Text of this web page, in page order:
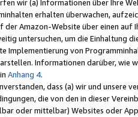
wir (a) Informationen über Ihre
erhalten überwachen,
der Amazon-Website über einen
untersuchen, um die Einhaltung
Implementierung von
Informationen darüber, wie
Anhang 4.
dass (a) wir und
die von den in dieser
oder mittelbar) Websites oder